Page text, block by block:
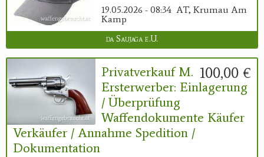
19.05.2026 - 08:34 AT, Krumau Am
Kamp
da Saujaga e.U.
100,00 €
Privatverkauf M.
Ersterwerber: Einlagerung
/ Überprüfung
Waffendokumente Käufer
Verkäufer / Annahme Spedition /
Dokumentation